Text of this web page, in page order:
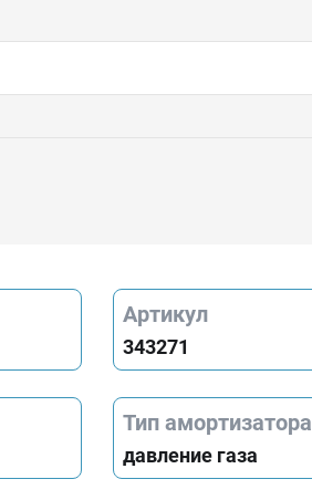
Артикул
343271
Тип амортизатора
давление газа